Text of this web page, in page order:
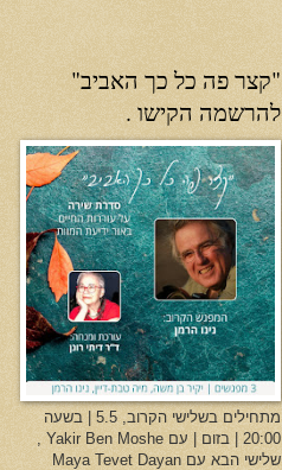
"קצר פה כל כך האביב"
להרשמה הקישו .
מתחילים בשלישי הקרוב, 5.5 | בשעה
20:00 | בזום | עם Yakir Ben Moshe ,
שלישי הבא עם Maya Tevet Dayan